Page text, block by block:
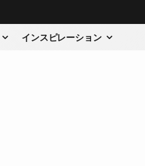
インスピレーション